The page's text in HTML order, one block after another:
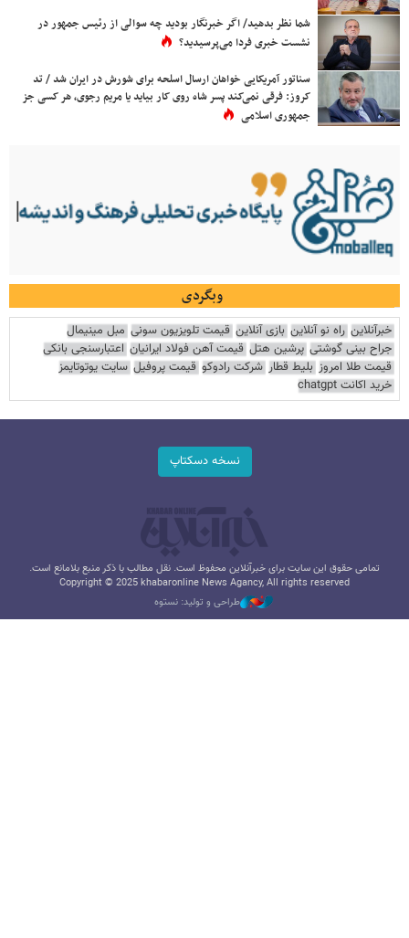
شما نظر بدهید/ اگر خبرنگار بودید چه سوالی از رئیس جمهور در
نشست خبری فردا می‌پرسیدید؟
سناتور آمریکایی خواهان ارسال اسلحه برای شورش در ایران شد / تد
کروز: فرقی نمی‌کند پسر شاه روی کار بیاید یا مریم رجوی، هر کسی جز
جمهوری اسلامی
وبگردی
خبرآنلاین راه نو آنلاین بازی آنلاین قیمت تلویزیون سونی مبل مینیمال
جراح بینی گوشتی پرشین هتل قیمت آهن فولاد ایرانیان اعتبارسنجی بانکی
قیمت طلا امروز بلیط قطار شرکت رادوکو قیمت پروفیل سایت یوتوتایمز
خرید اکانت chatgpt
نسخه دسکتاپ
تمامی حقوق این سایت برای خبرآنلاین محفوظ است. نقل مطالب با ذکر منبع بلامانع است.
Copyright © 2025 khabaronline News Agancy, All rights reserved
طراحی و تولید: نستوه